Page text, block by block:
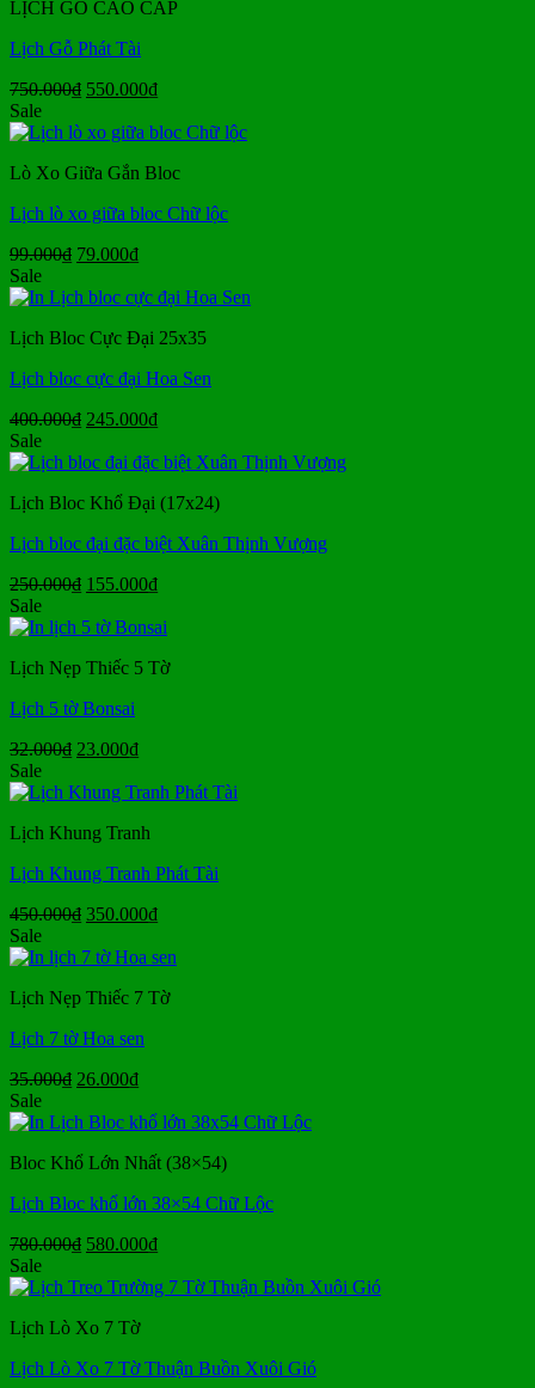
38.000₫.
LỊCH GỖ CAO CẤP
Lịch Gỗ Phát Tài
750.000₫ Giá
là:
550.000₫Giá
tại
550.000₫.
Sale
Lò Xo Giữa Gắn Bloc
Lịch lò xo giữa bloc Chữ lộc
99.000₫ Giá
là:
79.000₫Giá
tại
79.000₫.
Sale
Lịch Bloc Cực Đại 25x35
Lịch bloc cực đại Hoa Sen
400.000₫ Giá
là:
245.000₫Giá
tại
245.000₫.
Sale
Lịch Bloc Khổ Đại (17x24)
Lịch bloc đại đặc biệt Xuân Thịnh Vượng
250.000₫ Giá
là:
155.000₫Giá
tại
155.000₫.
Sale
Lịch Nẹp Thiếc 5 Tờ
Lịch 5 tờ Bonsai
32.000₫ Giá
là:
23.000₫Giá
tại
23.000₫.
Sale
Lịch Khung Tranh
Lịch Khung Tranh Phát Tài
450.000₫ Giá
là:
350.000₫Giá
tại
350.000₫.
Sale
Lịch Nẹp Thiếc 7 Tờ
Lịch 7 tờ Hoa sen
35.000₫ Giá
là:
26.000₫Giá
tại
26.000₫.
Sale
Bloc Khổ Lớn Nhất (38×54)
Lịch Bloc khổ lớn 38×54 Chữ Lộc
780.000₫ Giá
là:
580.000₫Giá
tại
Sale
Lịch Lò Xo 7 Tờ
Lịch Lò Xo 7 Tờ Thuận Buồn Xuôi Gió